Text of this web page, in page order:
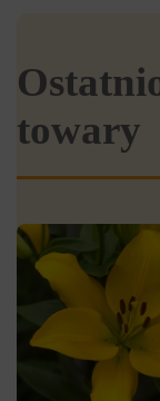
towary